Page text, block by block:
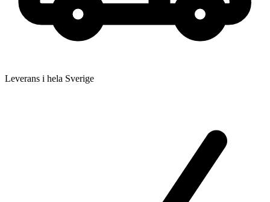
Leverans i hela Sverige